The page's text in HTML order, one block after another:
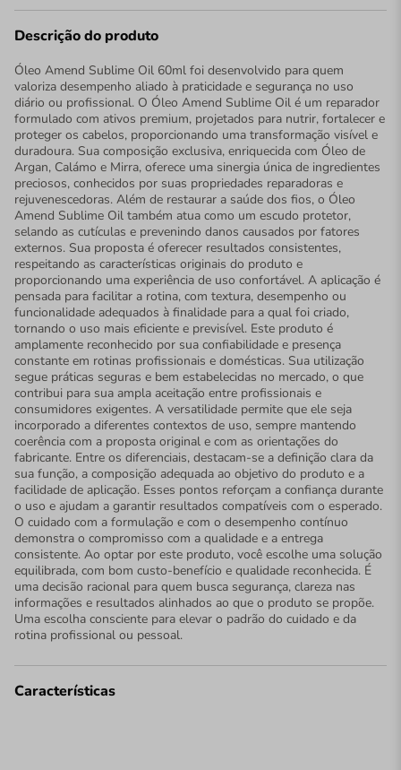
Descrição do produto
Óleo Amend Sublime Oil 60ml foi desenvolvido para quem
valoriza desempenho aliado à praticidade e segurança no uso
diário ou profissional. O Óleo Amend Sublime Oil é um reparador
formulado com ativos premium, projetados para nutrir, fortalecer e
proteger os cabelos, proporcionando uma transformação visível e
duradoura. Sua composição exclusiva, enriquecida com Óleo de
Argan, Calámo e Mirra, oferece uma sinergia única de ingredientes
preciosos, conhecidos por suas propriedades reparadoras e
rejuvenescedoras. Além de restaurar a saúde dos fios, o Óleo
Amend Sublime Oil também atua como um escudo protetor,
selando as cutículas e prevenindo danos causados por fatores
externos. Sua proposta é oferecer resultados consistentes,
respeitando as características originais do produto e
proporcionando uma experiência de uso confortável. A aplicação é
pensada para facilitar a rotina, com textura, desempenho ou
funcionalidade adequados à finalidade para a qual foi criado,
tornando o uso mais eficiente e previsível. Este produto é
amplamente reconhecido por sua confiabilidade e presença
constante em rotinas profissionais e domésticas. Sua utilização
segue práticas seguras e bem estabelecidas no mercado, o que
contribui para sua ampla aceitação entre profissionais e
consumidores exigentes. A versatilidade permite que ele seja
incorporado a diferentes contextos de uso, sempre mantendo
coerência com a proposta original e com as orientações do
fabricante. Entre os diferenciais, destacam-se a definição clara da
sua função, a composição adequada ao objetivo do produto e a
facilidade de aplicação. Esses pontos reforçam a confiança durante
o uso e ajudam a garantir resultados compatíveis com o esperado.
O cuidado com a formulação e com o desempenho contínuo
demonstra o compromisso com a qualidade e a entrega
consistente. Ao optar por este produto, você escolhe uma solução
equilibrada, com bom custo-benefício e qualidade reconhecida. É
uma decisão racional para quem busca segurança, clareza nas
informações e resultados alinhados ao que o produto se propõe.
Uma escolha consciente para elevar o padrão do cuidado e da
rotina profissional ou pessoal.
Características